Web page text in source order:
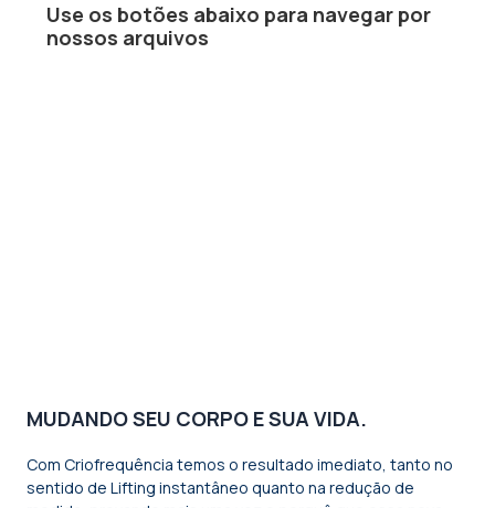
Use os botões abaixo para navegar por
nossos arquivos
MUDANDO SEU CORPO E SUA VIDA.
Com Criofrequência temos o resultado imediato, tanto no
sentido de Lifting instantâneo quanto na redução de